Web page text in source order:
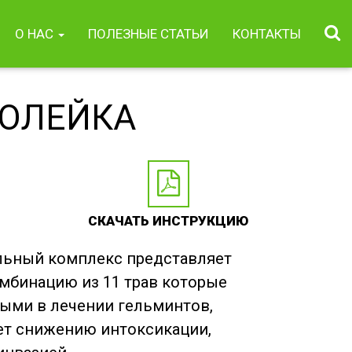
О НАС ПОЛЕЗНЫЕ СТАТЬИ КОНТАКТЫ
СКАЧАТЬ ИНСТРУКЦИЮ
комплекс представляет
из 11 трав которые
в лечении гельминтов,
снижению интоксикации,